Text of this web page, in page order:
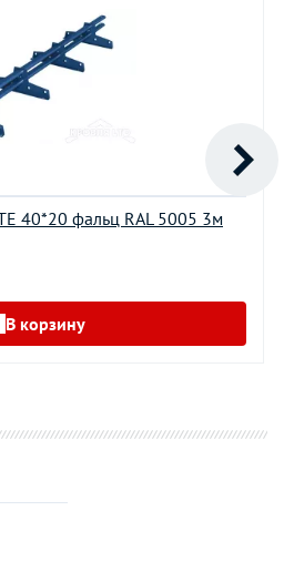
40*20 фальц RAL 5005 3м
В корзину